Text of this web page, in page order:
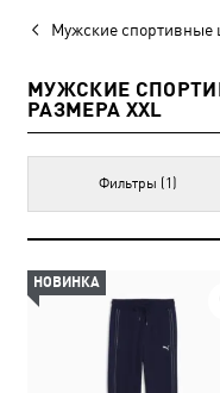
Мужские
МУЖСКИЕ
РАЗМЕРА XXL
Фильтры (1)
НОВИНКА